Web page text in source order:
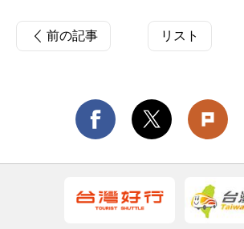
前の記事 リスト